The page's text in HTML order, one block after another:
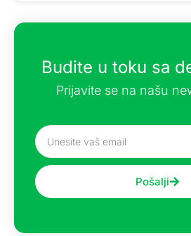
Budite u toku sa
Prijavite se na našu
Pošalji